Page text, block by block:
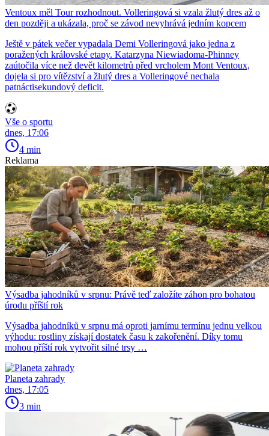
Ventoux měl Tour rozhodnout. Volleringová si vzala žlutý dres až o
den později a ukázala, proč se závod nevyhrává jedním kopcem
Ještě v pátek večer vypadala Demi Volleringová jako jedna z
poražených královské etapy. Katarzyna Niewiadoma-Phinney
zaútočila více než devět kilometrů před vrcholem Mont Ventoux,
dojela si pro vítězství a žlutý dres a Volleringové nechala
patnáctisekundový deficit.
Vše o sportu
dnes, 17:06
4 min
Reklama
Výsadba jahodníků v srpnu: Právě teď založíte záhon pro bohatou
úrodu příští rok
Výsadba jahodníků v srpnu má oproti jarnímu termínu jednu velkou
výhodu: rostliny získají dostatek času k zakořenění. Díky tomu
mohou příští rok vytvořit silné trsy …
Planeta zahrady
dnes, 17:05
3 min